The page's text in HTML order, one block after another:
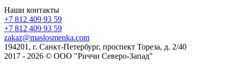
Наши контакты
+7 812 409 93 59
+7 812 409 93 59
zakaz@maslosmenka.com
194201, г. Санкт-Петербург, проспект Тореза, д. 2/40
2017 - 2026 © ООО "Риччи Северо-Запад"